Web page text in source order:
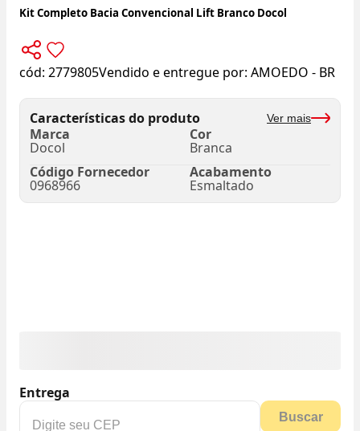
Kit Completo Bacia Convencional Lift Branco Docol
cód: 2779805Vendido e entregue por: AMOEDO - BR
Características do produto Ver mais
Marca
Docol
Cor
Branca
Código Fornecedor
0968966
Acabamento
Esmaltado
Entrega
Buscar